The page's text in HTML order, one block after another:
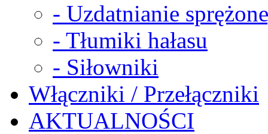
- Uzdatnianie
- Tłumiki hałasu
- Siłowniki
Włączniki / Przełączniki
AKTUALNOŚCI